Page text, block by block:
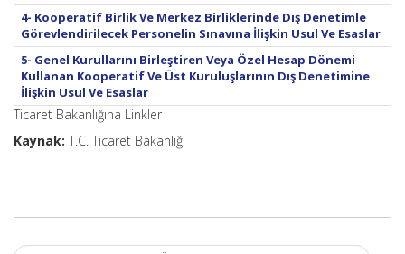
4- Kooperatif Birlik Ve Merkez Birliklerinde Dış Denetimle
Görevlendirilecek Personelin Sınavına İlişkin Usul Ve Esaslar
5- Genel Kurullarını Birleştiren Veya Özel Hesap Dönemi
Kullanan Kooperatif Ve Üst Kuruluşlarının Dış Denetimine
İlişkin Usul Ve Esaslar
Ticaret Bakanlığına Linkler
Kaynak: T.C. Ticaret Bakanlığı